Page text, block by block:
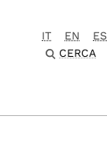
IT EN ES
CERCA